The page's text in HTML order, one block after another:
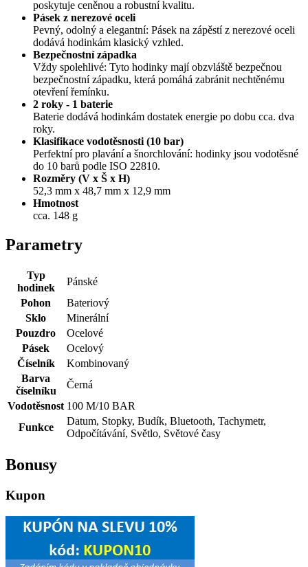
poskytuje ceněnou a robustní kvalitu.
Pásek z nerezové oceli
Pevný, odolný a elegantní: Pásek na zápěstí z nerezové oceli
dodává hodinkám klasický vzhled.
Bezpečnostní západka
Vždy spolehlivé: Tyto hodinky mají obzvláště bezpečnou
bezpečnostní západku, která pomáhá zabránit nechtěnému
otevření řemínku.
2 roky - 1 baterie
Baterie dodává hodinkám dostatek energie po dobu cca. dva
roky.
Klasifikace vodotěsnosti (10 bar)
Perfektní pro plavání a šnorchlování: hodinky jsou vodotěsné
do 10 barů podle ISO 22810.
Rozměry (V x Š x H)
52,3 mm x 48,7 mm x 12,9 mm
Hmotnost
cca. 148 g
Parametry
Typ
hodinek
Pánské
Pohon
Bateriový
Sklo
Minerální
Pouzdro
Ocelové
Pásek
Ocelový
Číselník
Kombinovaný
Barva
číselníku
Černá
Vodotěsnost 100 M/10 BAR
Funkce
Datum, Stopky, Budík, Bluetooth, Tachymetr,
Odpočítávání, Světlo, Světové časy
Bonusy
Kupon